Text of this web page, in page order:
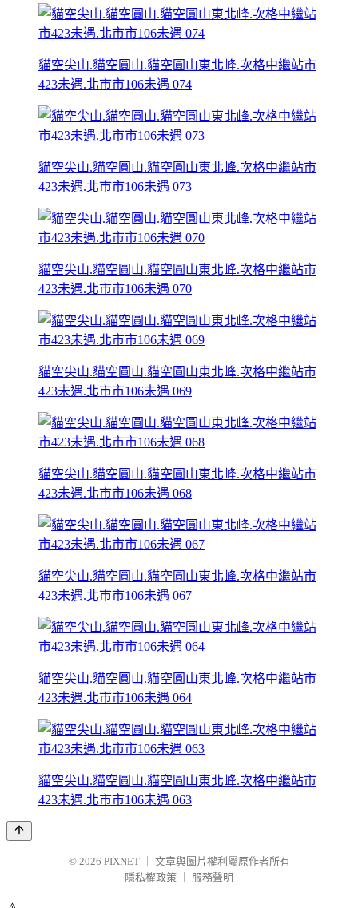
貓空尖山.貓空圓山.貓空圓山東北峰.次格中繼站市
423未遇.北市市106未遇 074
貓空尖山.貓空圓山.貓空圓山東北峰.次格中繼站市
423未遇.北市市106未遇 073
貓空尖山.貓空圓山.貓空圓山東北峰.次格中繼站市
423未遇.北市市106未遇 070
貓空尖山.貓空圓山.貓空圓山東北峰.次格中繼站市
423未遇.北市市106未遇 069
貓空尖山.貓空圓山.貓空圓山東北峰.次格中繼站市
423未遇.北市市106未遇 068
貓空尖山.貓空圓山.貓空圓山東北峰.次格中繼站市
423未遇.北市市106未遇 067
貓空尖山.貓空圓山.貓空圓山東北峰.次格中繼站市
423未遇.北市市106未遇 064
貓空尖山.貓空圓山.貓空圓山東北峰.次格中繼站市
423未遇.北市市106未遇 063
© 2026 PIXNET
文章與圖片權利屬原作者所有
隱私權政策
服務聲明